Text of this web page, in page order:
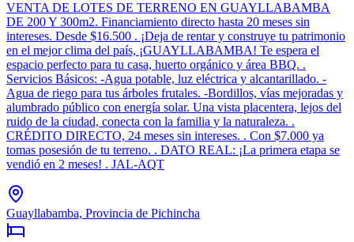
VENTA DE LOTES DE TERRENO EN GUAYLLABAMBA
DE 200 Y 300m2. Financiamiento directo hasta 20 meses sin
intereses. Desde $16.500 . ¡Deja de rentar y construye tu patrimonio
en el mejor clima del país, ¡GUAYLLABAMBA! Te espera el
espacio perfecto para tu casa, huerto orgánico y área BBQ. .
Servicios Básicos: -Agua potable, luz eléctrica y alcantarillado. -
Agua de riego para tus árboles frutales. -Bordillos, vías mejoradas y
alumbrado público con energía solar. Una vista placentera, lejos del
ruido de la ciudad, conecta con la familia y la naturaleza. .
CRÉDITO DIRECTO, 24 meses sin intereses. . Con $7.000 ya
tomas posesión de tu terreno. . DATO REAL: ¡La primera etapa se
vendió en 2 meses! . JAL-AQT
Guayllabamba, Provincia de Pichincha